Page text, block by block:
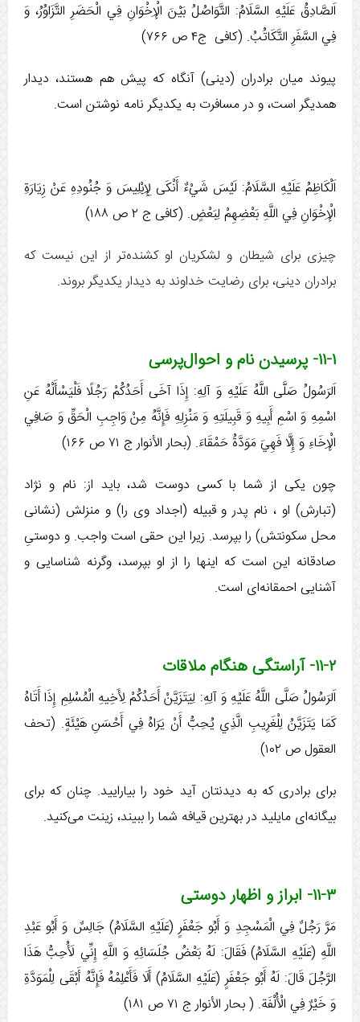
اَلصَّادِقُ عَلَيْهِ السَّلَامُ: التَّوَاصُلُ بَيْنَ الْإِخْوَانِ‏ فِي الْحَضَرِ التَّزَاوُرُ، وَ
فِي السَّفَرِ التَّكَاتُبُ. (كافی ج‏۴ ص ۷۶۶)
پيوند ميان برادران (دينی) آنگاه كه پيش هم هستند، ديدار
همديگر است، و در مسافرت به يكديگر نامه نوشتن است.
اَلْكَاظِمُ عَلَيْهِ السَّلَامُ:‏ لَيْسَ شَيْ‏ءٌ أَنْكَی لِإِبْلِيسَ وَ جُنُودِهِ عَنْ زِيَارَةِ
الْإِخْوَانِ فِي اللَّهِ بَعْضِهِمْ لِبَعْضٍ. (كافی ج ۲ ص ۱۸۸)
چیزی برای شیطان و لشکریان او کشنده‌تر از این نیست که
برادران دینی، برای رضایت خداوند به دیدار یکدیگر بروند.
۱۱-۱- پرسیدن نام و احوال‌پرسی
اَلرَسُولُ صَلَّی اللَّهُ عَلَيْهِ وَ آلِهِ:‏‏ إِذَا آخَی أَحَدُكُمْ رَجُلًا فَلْيَسْأَلْهُ عَنِ
اسْمِهِ وَ اسْمِ أَبِيهِ وَ قَبِيلَتِهِ وَ مَنْزِلِهِ فَإِنَّهُ مِنْ وَاجِبِ الْحَقِّ وَ صَافِي
الْإِخَاءِ وَ إِلَّا فَهِيَ مَوَدَّةُ حَمْقَاءَ. (بحار الأنوار ج ۷۱ ص ۱۶۶)
چون یکی از شما با کسی دوست شد، باید از: نام و نژاد
(تبارش) او ، نام پدر و قبیله (اجداد وی را) و منزلش (نشانی
محل سکونتش) را بپرسد. زیرا این حقی است واجب. و دوستیِ
صادقانه این است که اینها را از او بپرسد، وگرنه شناسایی و
آشنایی احمقانه‌ای است.
۱۱-۲- آراستگی هنگام ملاقات
اَلرَسُولُ صَلَّی اللَّهُ عَلَيْهِ وَ آلِهِ:‏‏ لِيَتَزَيَّنْ أَحَدُكُمْ لِأَخِيهِ الْمُسْلِمِ إِذَا أَتَاهُ
كَمَا يَتَزَيَّنُ لِلْغَرِيبِ الَّذِي يُحِبُّ أَنْ يَرَاهُ فِي أَحْسَنِ هَيْئَةٍ. (تحف
العقول ص ۱۰۲)
برای برادری كه به ديدنتان آيد خود را بيارایيد. چنان كه برای
بيگانه‌‏ای مايليد در بهترين قيافه شما را ببيند، زينت می‏‌كنيد.
۱۱-۳- ابراز و اظهار دوستی
مَرَّ رَجُلٌ فِي الْمَسْجِدِ وَ أَبُو جَعْفَرٍ (عَلَيْهِ السَّلَامُ) جَالِسٌ وَ أَبُو عَبْدِ
اللَّهِ (عَلَيْهِ السَّلَامُ) فَقَالَ: لَهُ بَعْضُ جُلَسَائِهِ وَ اللَّهِ إِنِّي لَأُحِبُّ هَذَا
الرَّجُلَ قَالَ: لَهُ أَبُو جَعْفَرٍ (عَلَيْهِ السَّلَامُ) أَلَا فَأَعْلِمْهُ فَإِنَّهُ أَبْقَی لِلْمَوَدَّةِ
وَ خَيْرٌ فِي الْأُلْفَة. ( بحار الأنوار ج ‏۷۱ ص ۱۸۱)